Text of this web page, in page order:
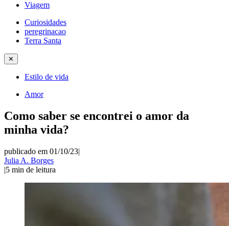
Viagem
Curiosidades
peregrinacao
Terra Santa
✕
Estilo de vida
Amor
Como saber se encontrei o amor da
minha vida?
publicado em 01/10/23|
Julia A. Borges
|5 min de leitura